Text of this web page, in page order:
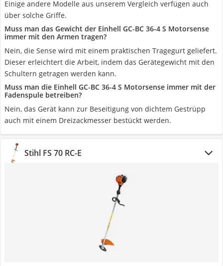
Einige andere Modelle aus unserem Vergleich verfügen auch
über solche Griffe.
Muss man das Gewicht der Einhell GC-BC 36-4 S Motorsense
immer mit den Armen tragen?
Nein, die Sense wird mit einem praktischen Tragegurt geliefert.
Dieser erleichtert die Arbeit, indem das Gerätegewicht mit den
Schultern getragen werden kann.
Muss man die Einhell GC-BC 36-4 S Motorsense immer mit der
Fadenspule betreiben?
Nein, das Gerät kann zur Beseitigung von dichtem Gestrüpp
auch mit einem Dreizackmesser bestückt werden.
Stihl FS 70 RC-E